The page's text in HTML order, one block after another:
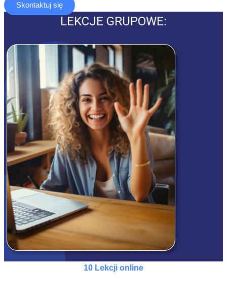
Skontaktuj się
LEKCJE GRUPOWE:
10 Lekcji online